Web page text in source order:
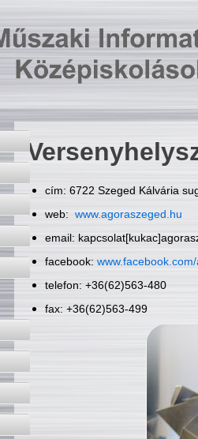
cím: 6722 Szeged Kálvária
web: www.agoraszeged.hu
email:
facebook:
telefon: +36(62)563-480
fax: +36(62)563-499